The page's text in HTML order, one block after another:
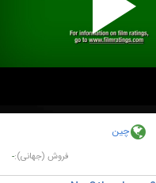
چین
فروش (جهانی):-